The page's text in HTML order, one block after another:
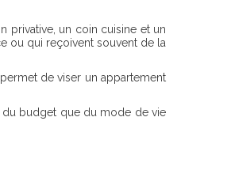
privative, un coin cuisine et un
ou qui reçoivent souvent de la
de viser un appartement
du budget que du mode de vie